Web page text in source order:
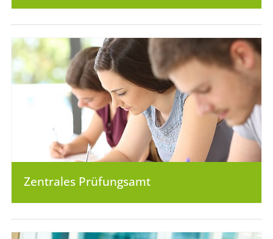
Zentrales Prüfungsamt